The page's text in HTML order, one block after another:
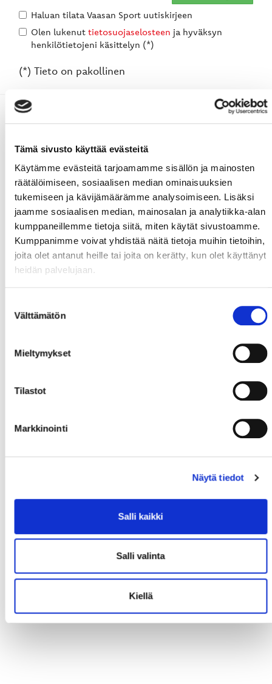
Tämä sivusto käyttää evästeitä
Käytämme evästeitä tarjoamamme sisällön ja mainosten
räätälöimiseen, sosiaalisen median ominaisuuksien
tukemiseen ja kävijämäärämme analysoimiseen. Lisäksi
jaamme sosiaalisen median, mainosalan ja analytiikka-alan
kumppaneillemme tietoja siitä, miten käytät sivustoamme.
Kumppanimme voivat yhdistää näitä tietoja muihin tietoihin,
joita olet antanut heille tai joita on kerätty, kun olet käyttänyt
heidän palvelujaan.
valinta
Välttämätön
Mieltymykset
Tilastot
Markkinointi
Näytä tiedot
Salli kaikki
Salli valinta
Kiellä
Haluan tilata Vaasan Sport uutiskirjeen
Olen lukenut tietosuojaselosteen ja hyväksyn
henkilötietojeni käsittelyn (*)
(*) Tieto on pakollinen